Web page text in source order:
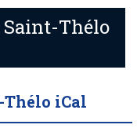
Saint-Thélo
iCal